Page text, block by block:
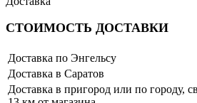
СТОИМОСТЬ ДОСТАВКИ
Доставка по Энгельсу
Доставка в Саратов
Доставка в пригород или по городу,